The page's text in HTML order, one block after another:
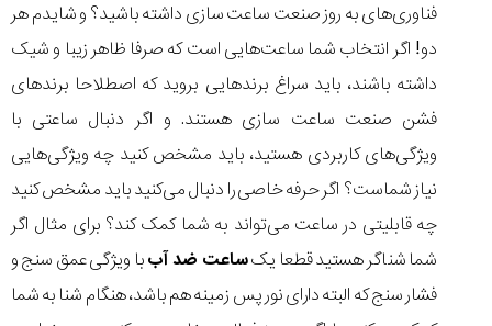
فناوری‌های به روز صنعت ساعت سازی داشته باشید؟ و شایدم هر
دو! اگر انتخاب شما ساعت‌هایی است که صرفا ظاهر زیبا و شیک
داشته باشند، باید سراغ برندهایی بروید که اصطلاحا برندهای
فشن صنعت ساعت سازی هستند. و اگر دنبال ساعتی با
ویژگی‌های کاربردی هستید، باید مشخص کنید چه ویژگی‌هایی
نیاز شماست؟ اگر حرفه خاصی را دنبال می‌کنید باید مشخص کنید
چه قابلیتی در ساعت می‌تواند به شما کمک کند؟ برای مثال اگر
شما شناگر هستید قطعا یکساعت ضد آببا ویژگی عمق سنج و
فشار سنج که البته دارای نور پس زمینه هم باشد، هنگام شنا به شما